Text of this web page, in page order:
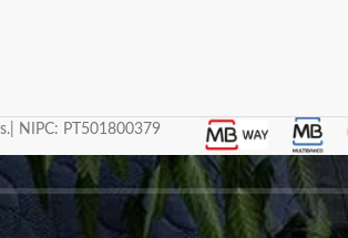
NIPC: PT501800379